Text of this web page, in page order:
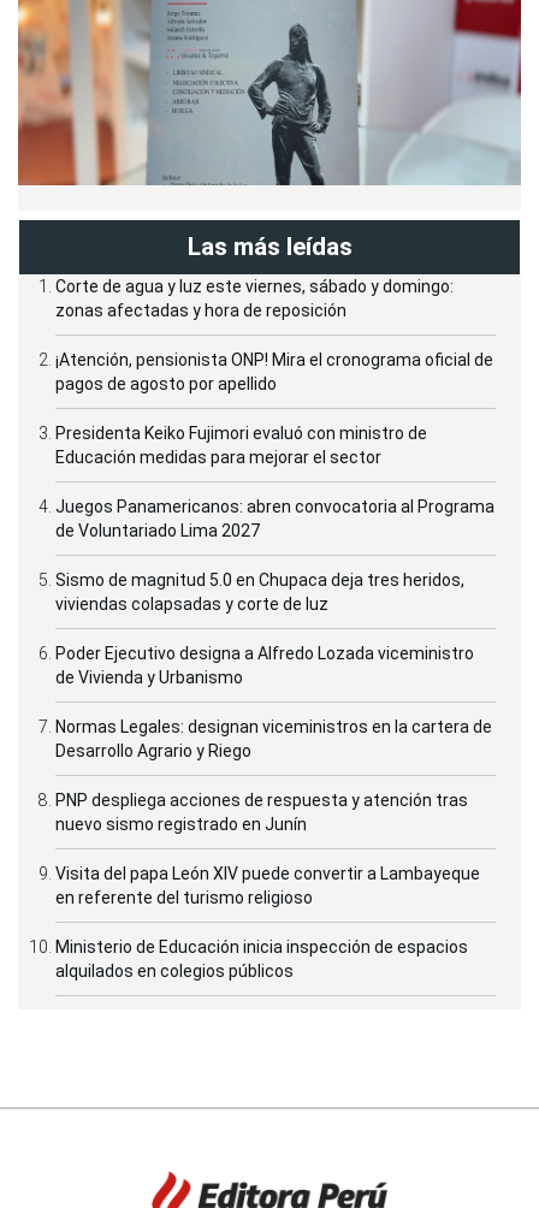
Las más leídas
Corte de agua y luz este viernes, sábado y domingo:
zonas afectadas y hora de reposición
¡Atención, pensionista ONP! Mira el cronograma oficial de
pagos de agosto por apellido
Presidenta Keiko Fujimori evaluó con ministro de
Educación medidas para mejorar el sector
Juegos Panamericanos: abren convocatoria al Programa
de Voluntariado Lima 2027
Sismo de magnitud 5.0 en Chupaca deja tres heridos,
viviendas colapsadas y corte de luz
Poder Ejecutivo designa a Alfredo Lozada viceministro
de Vivienda y Urbanismo
Normas Legales: designan viceministros en la cartera de
Desarrollo Agrario y Riego
PNP despliega acciones de respuesta y atención tras
nuevo sismo registrado en Junín
Visita del papa León XIV puede convertir a Lambayeque
en referente del turismo religioso
Ministerio de Educación inicia inspección de espacios
alquilados en colegios públicos